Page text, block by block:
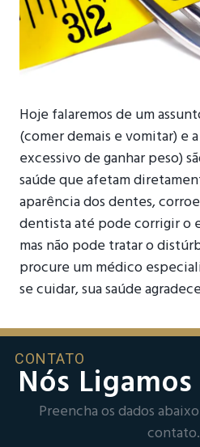
Hoje falaremos de um
(comer demais e vomitar) e
excessivo de ganhar peso)
saúde que afetam
aparência dos dentes,
dentista até pode corrigir o
mas não pode tratar o
procure um médico
se cuidar, sua saúde
CONTATO
Nós
Preencha os dados